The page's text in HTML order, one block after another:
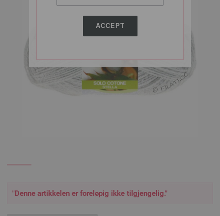
ACCEPT
"Denne artikkelen er foreløpig ikke tilgjengelig."